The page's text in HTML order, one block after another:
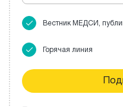
Вестник МЕДСИ,
Горячая линия